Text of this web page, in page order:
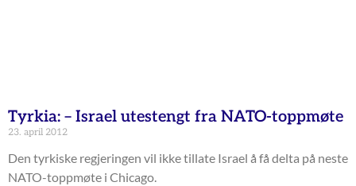
Tyrkia: – Israel utestengt fra NATO-toppmøte
23. april 2012
Den tyrkiske regjeringen vil ikke tillate Israel å få delta på neste
NATO-toppmøte i Chicago.